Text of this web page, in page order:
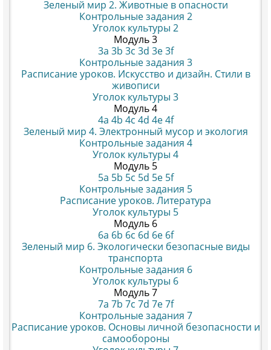
Зеленый мир 2. Животные в опасности
Контрольные задания 2
Уголок культуры 2
Модуль 3
3a 3b 3c 3d 3e3f
Контрольные задания 3
Расписание уроков. Искусство и дизайн. Стили в
живописи
Уголок культуры 3
Модуль 4
4a 4b 4c 4d 4e4f
Зеленый мир 4. Электронный мусор и экология
Контрольные задания 4
Уголок культуры 4
Модуль 5
5a 5b 5c 5d 5e5f
Контрольные задания 5
Расписание уроков. Литература
Уголок культуры 5
Модуль 6
6a 6b 6c 6d 6e6f
Зеленый мир 6. Экологически безопасные виды
транспорта
Контрольные задания 6
Уголок культуры 6
Модуль 7
7a 7b 7c 7d 7e7f
Контрольные задания 7
Расписание уроков. Основы личной безопасности и
самообороны